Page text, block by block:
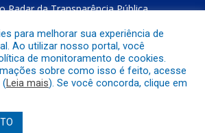
Radar da Transparência Pública
a Prefeitura Municipal de Gurupá
Acessar o Webmail
para melhorar sua experiência de
Ao utilizar nosso portal, você
de monitoramento de cookies.
sobre como isso é feito, acesse
(Leia mais). Se você concorda, clique em